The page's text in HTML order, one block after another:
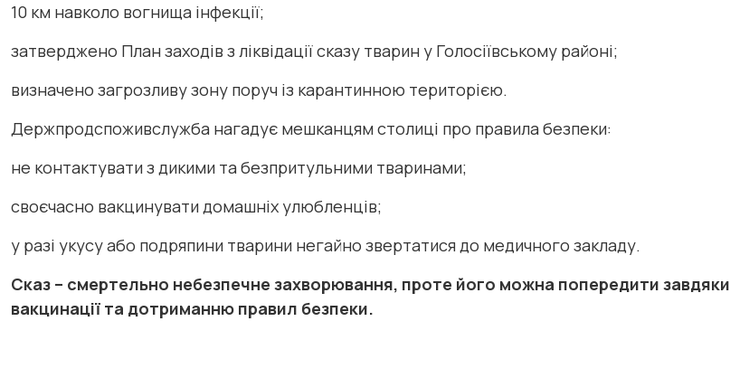
10 км навколо вогнища інфекції;
затверджено План заходів з ліквідації сказу тварин у Голосіївському районі;
визначено загрозливу зону поруч із карантинною територією.
Держпродспоживслужба нагадує мешканцям столиці про правила безпеки:
не контактувати з дикими та безпритульними тваринами;
своєчасно вакцинувати домашніх улюбленців;
у разі укусу або подряпини тварини негайно звертатися до медичного закладу.
Сказ – смертельно небезпечне захворювання, проте його можна попередити завдяки
вакцинації та дотриманню правил безпеки.